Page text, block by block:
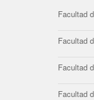
Facultad
Facultad
Facultad
Facultad